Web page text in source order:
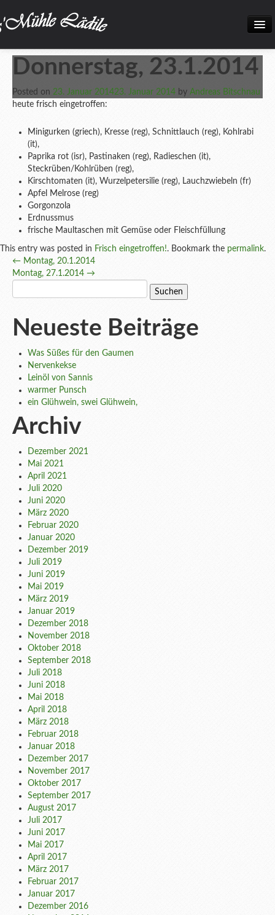
Home
Neuigkeiten
Frisch eingetroffen!
Produkte
Öffnungszeiten
Über uns
Kontakt
Datenschutz und Impressum
Bilder
Donnerstag, 23.1.2014
Posted on 23. Januar 201423. Januar 2014 by Andreas Bitschnau
heute frisch eingetroffen:
Minigurken (griech), Kresse (reg), Schnittlauch (reg), Kohlrabi
(it),
Paprika rot (isr), Pastinaken (reg), Radieschen (it),
Steckrüben/Kohlrüben (reg),
Kirschtomaten (it), Wurzelpetersilie (reg), Lauchzwiebeln (fr)
Apfel Melrose (reg)
Gorgonzola
Erdnussmus
frische Maultaschen mit Gemüse oder Fleischfüllung
This entry was posted in Frisch eingetroffen!. Bookmark the permalink.
Post
navigation
← Montag, 20.1.2014
Montag, 27.1.2014 →
nach:
Neueste Beiträge
Was Süßes für den Gaumen
Nervenkekse
Leinöl von Sannis
warmer Punsch
ein Glühwein, swei Glühwein,
Archiv
Dezember 2021
Mai 2021
April 2021
Juli 2020
Juni 2020
März 2020
Februar 2020
Januar 2020
Dezember 2019
Juli 2019
Juni 2019
Mai 2019
März 2019
Januar 2019
Dezember 2018
November 2018
Oktober 2018
September 2018
Juli 2018
Juni 2018
Mai 2018
April 2018
März 2018
Februar 2018
Januar 2018
Dezember 2017
November 2017
Oktober 2017
September 2017
August 2017
Juli 2017
Juni 2017
Mai 2017
April 2017
März 2017
Februar 2017
Januar 2017
Dezember 2016